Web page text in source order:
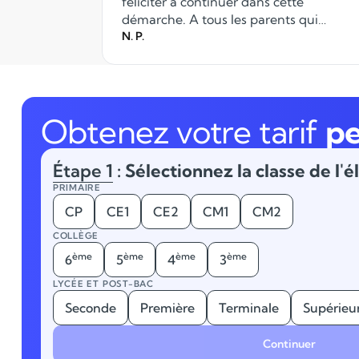
démarche. A tous les parents qui
recherchent des professeurs pour l'aide
N. P.
Obtenez votre tarif
Étape 1 : Sélectionnez la classe de
PRIMAIRE
CP CE1 CE2 CM1 CM2
COLLÈGE
6ème 5ème 4ème 3ème
LYCÉE ET POST-BAC
Seconde Première Terminale
Continuer